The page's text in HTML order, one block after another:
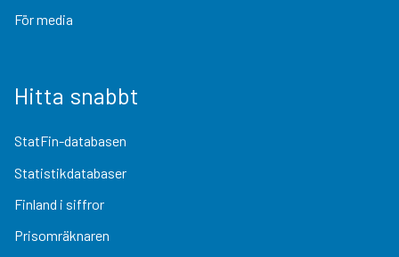
För media
Hitta snabbt
StatFin-databasen
Statistikdatabaser
Finland i siffror
Prisomräknaren